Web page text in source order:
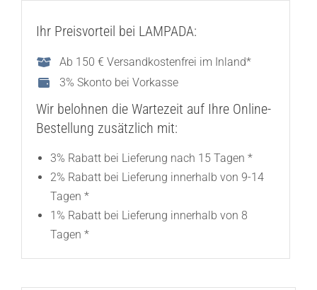
Ihr Preisvorteil bei LAMPADA:
Ab 150 € Versandkostenfrei im Inland*
3% Skonto bei Vorkasse
Wir belohnen die Wartezeit auf Ihre Online-
Bestellung zusätzlich mit:
3% Rabatt bei Lieferung nach 15 Tagen *
2% Rabatt bei Lieferung innerhalb von 9-14
Tagen *
1% Rabatt bei Lieferung innerhalb von 8
Tagen *